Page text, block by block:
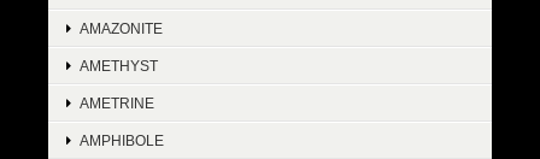
AMAZONITE
AMETHYST
AMETRINE
AMPHIBOLE